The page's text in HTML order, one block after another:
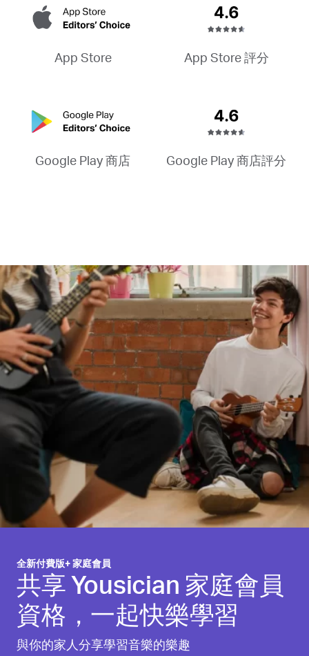
App Store App Store 評分
Google Play 商店 Google Play 商店評分
全新付費版+ 家庭會員
共享 Yousician 家庭會員
資格，一起快樂學習
與你的家人分享學習音樂的樂趣